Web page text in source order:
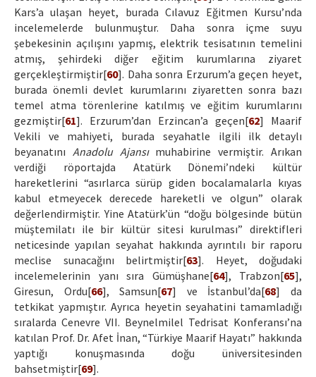
Kars’a ulaşan heyet, burada Cılavuz Eğitmen Kursu’nda
incelemelerde bulunmuştur. Daha sonra içme suyu
şebekesinin açılışını yapmış, elektrik tesisatının temelini
atmış, şehirdeki diğer eğitim kurumlarına ziyaret
gerçekleştirmiştir[60]. Daha sonra Erzurum’a geçen heyet,
burada önemli devlet kurumlarını ziyaretten sonra bazı
temel atma törenlerine katılmış ve eğitim kurumlarını
gezmiştir[61]. Erzurum’dan Erzincan’a geçen[62] Maarif
Vekili ve mahiyeti, burada seyahatle ilgili ilk detaylı
beyanatını Anadolu Ajansımuhabirine vermiştir. Arıkan
verdiği röportajda Atatürk Dönemi’ndeki kültür
hareketlerini “asırlarca sürüp giden bocalamalarla kıyas
kabul etmeyecek derecede hareketli ve olgun” olarak
değerlendirmiştir. Yine Atatürk’ün “doğu bölgesinde bütün
müştemilatı ile bir kültür sitesi kurulması” direktifleri
neticesinde yapılan seyahat hakkında ayrıntılı bir raporu
meclise sunacağını belirtmiştir[63]. Heyet, doğudaki
incelemelerinin yanı sıra Gümüşhane[64], Trabzon[65],
Giresun, Ordu[66], Samsun[67] ve İstanbul’da[68] da
tetkikat yapmıştır. Ayrıca heyetin seyahatini tamamladığı
sıralarda Cenevre VII. Beynelmilel Tedrisat Konferansı’na
katılan Prof. Dr. Afet İnan, “Türkiye Maarif Hayatı” hakkında
yaptığı konuşmasında doğu üniversitesinden
bahsetmiştir[69].